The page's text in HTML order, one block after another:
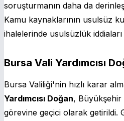
soruşturmanın daha da
Kamu kaynaklarının usulsüz
ihalelerinde usulsüzlük
Bursa Vali Yardımcısı
Bursa Valiliği'nin hızlı karar
Yardımcısı Doğan, Büyükşehir
görevine geçici olarak getirildi.